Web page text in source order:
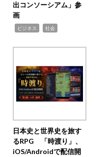
出コンソーシアム」参
画
ビジネス 社会
日本史と世界史を旅す
るRPG 「時渡り」、
iOS/Androidで配信開